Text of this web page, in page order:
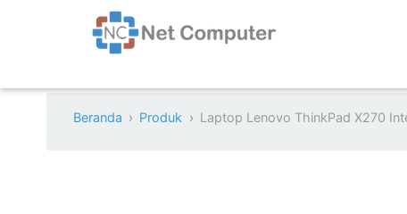
Beranda Produk Laptop Lenovo ThinkPad X270